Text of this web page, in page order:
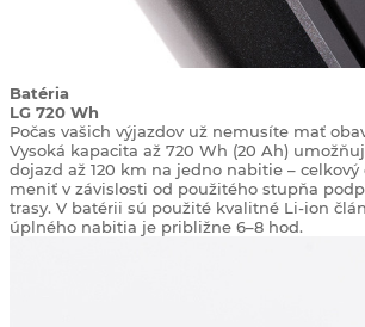
Batéria
LG 720 Wh
Počas vašich výjazdov už nemusíte mať
Vysoká kapacita až 720 Wh (20 Ah)
dojazd až 120 km na jedno nabitie –
meniť v závislosti od použitého stupňa
trasy. V batérii sú použité kvalitné Li-ion
úplného nabitia je približne 6–8 hod.